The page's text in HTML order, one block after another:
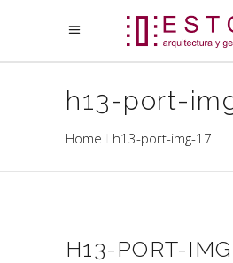
h13-port-
Home h13-port-img-17
H13-PORT-